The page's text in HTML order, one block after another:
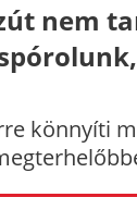
nem
könnyíti